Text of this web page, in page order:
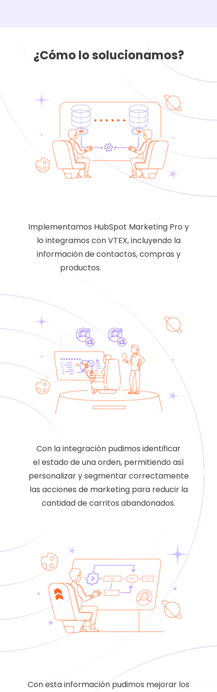
¿Cómo lo solucionamos?
Implementamos HubSpot Marketing Pro y
lo integramos con VTEX, incluyendo la
información de contactos, compras y
productos.
Con la integración pudimos identificar
elestado de una orden, permitiendo así
personalizar y segmentar correctamente
las acciones de marketing para reducir la
cantidad de carritos abandonados.
Con esta información pudimos mejorar los